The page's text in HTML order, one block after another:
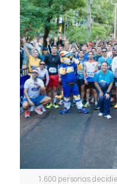
1.600 personas